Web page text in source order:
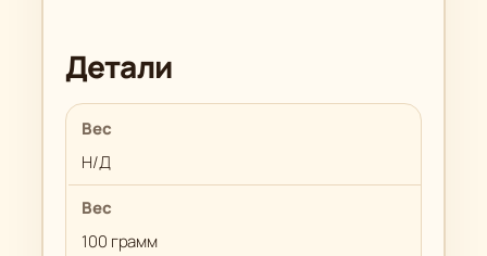
Детали
Вес
Н/Д
Вес
100 грамм